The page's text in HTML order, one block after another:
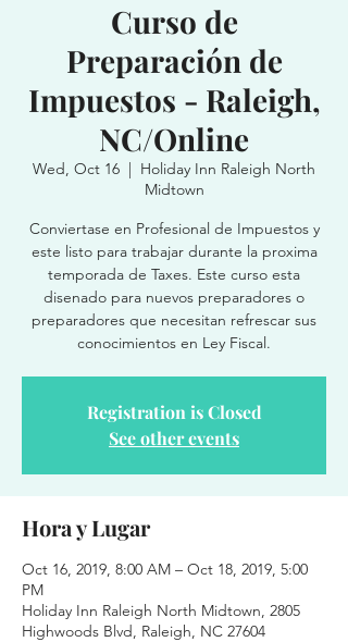
Curso de
Preparación de
Impuestos - Raleigh,
NC/Online
Wed, Oct 16
  |
Holiday Inn Raleigh North
Midtown
Conviertase en Profesional de Impuestos y
este listo para trabajar durante la proxima
temporada de Taxes. Este curso esta
disenado para nuevos preparadores o
preparadores que necesitan refrescar sus
conocimientos en Ley Fiscal.
Registration is Closed
See other events
Hora y Lugar
Oct 16, 2019, 8:00 AM – Oct 18, 2019, 5:00
PM
Holiday Inn Raleigh North Midtown, 2805
Highwoods Blvd, Raleigh, NC 27604